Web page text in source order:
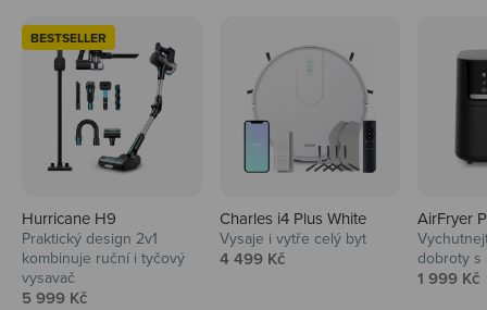
BESTSELLER
Hurricane H9
Praktický design 2v1
kombinuje ruční i tyčový
vysavač
Prodejní cena
5 999 Kč
Charles i4 Plus White
Vysaje i vytře celý byt
Prodejní cena
4 499 Kč
AirFryer
dobroty s
Prodejní
1 999 Kč
Audio
Niceboy sluchátka a repráky ti padnou
do noty.